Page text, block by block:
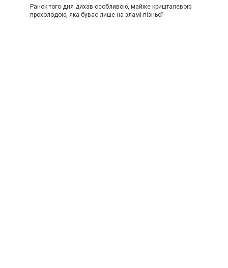
Ранок того дня дихав особливою, майже кришталевою
прохолодою, яка буває лише на зламі пізньої